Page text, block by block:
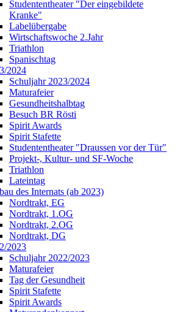
Studententheater "Der eingebildete
Kranke"
Labelübergabe
Wirtschaftswoche 2.Jahr
Triathlon
Spanischtag
2024
Schuljahr 2023/2024
Maturafeier
Gesundheitshalbtag
Besuch BR Rösti
Spirit Awards
Spirit Stafette
Studententheater "Draussen vor der Tür"
Projekt-, Kultur- und SF-Woche
Triathlon
Lateintag
des Internats (ab 2023)
Nordtrakt, EG
Nordtrakt, 1.OG
Nordtrakt, 2.OG
Nordtrakt, DG
2023
Schuljahr 2022/2023
Maturafeier
Tag der Gesundheit
Spirit Stafette
Spirit Awards